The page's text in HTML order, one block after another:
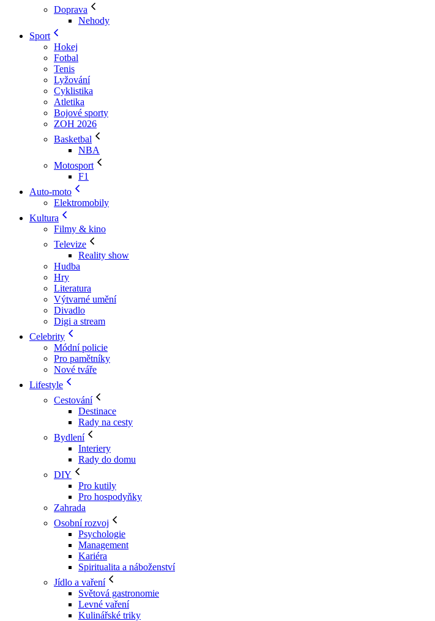
Doprava
Nehody
Sport
Hokej
Fotbal
Tenis
Lyžování
Cyklistika
Atletika
Bojové sporty
ZOH 2026
Basketbal
NBA
Motosport
F1
Auto-moto
Elektromobily
Kultura
Filmy & kino
Televize
Reality show
Hudba
Hry
Literatura
Výtvarné umění
Divadlo
Digi a stream
Celebrity
Módní policie
Pro pamětníky
Nové tváře
Lifestyle
Cestování
Destinace
Rady na cesty
Bydlení
Interiery
Rady do domu
DIY
Pro kutily
Pro hospodyňky
Zahrada
Osobní rozvoj
Psychologie
Management
Kariéra
Spiritualita a náboženství
Jídlo a vaření
Světová gastronomie
Levné vaření
Kulinářské triky